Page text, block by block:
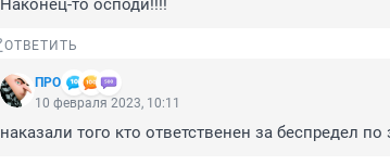
Наконец-то осподи!!!!
ОТВЕТИТЬ
ПРО
10 февраля 2023, 10:11
наказали того кто ответственен за беспредел